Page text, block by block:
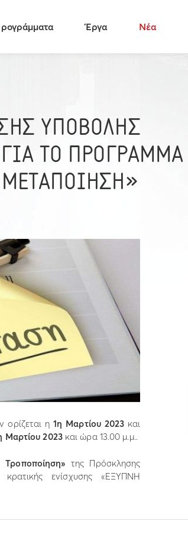
Έργα Νέα
ΥΠΟΒΟΛΗΣ
ΤΟ ΠΡΟΓΡΑΜΜΑ
ορίζεται η1η Μαρτίου 2023 και
Μαρτίου 2023και ώρα 13.00 μ.μ..
Τροποποίηση» της Πρόσκλησης
ενίσχυσης «ΕΞΥΠΝΗ